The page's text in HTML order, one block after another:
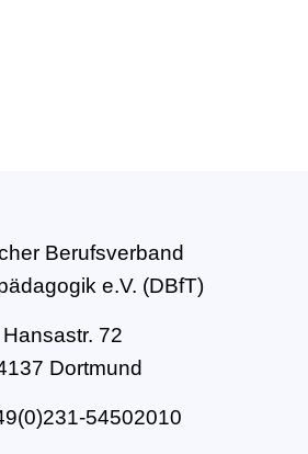
Berufsverband
e.V. (DBfT)
Hansastr. 72
Dortmund
54502010